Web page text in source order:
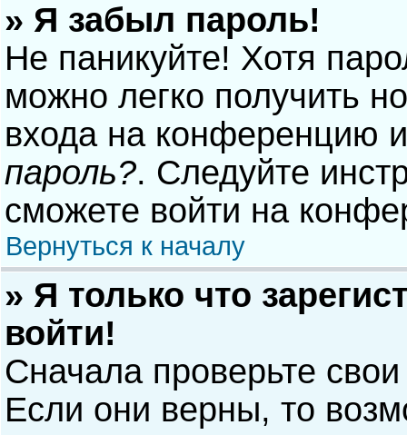
» Я забыл пароль!
Не паникуйте! Хотя
можно легко получить
входа на конференцию
пароль?. Следуйте
сможете войти на
Вернуться к началу
» Я только что
войти!
Сначала проверьте
Если они верны, то